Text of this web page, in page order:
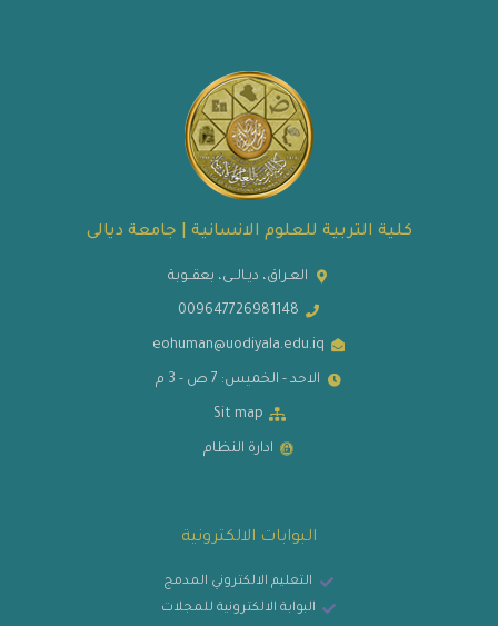
كلية التربية للعلوم الانسانية | جامعة ديالى
العـراق، ديـالــى، بعقــوبة
009647726981148
eohuman@uodiyala.edu.iq
الاحد - الخميس: 7 ص - 3 م
Sit map
ادارة النظام
البوابات الالكترونية
التعليم الالكتروني المدمج
البوابة الالكترونية للمجلات